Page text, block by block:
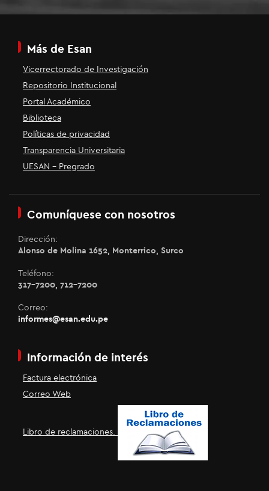
Más de Esan
Vicerrectorado de Investigación
Repositorio Institucional
Portal Académico
Biblioteca
Políticas de privacidad
Transparencia Universitaria
UESAN - Pregrado
Comuníquese con nosotros
Dirección:
Alonso de Molina 1652, Monterrico, Surco
Teléfono:
317-7200, 712-7200
Correo:
informes@esan.edu.pe
Información de interés
Factura electrónica
Correo Web
Libro de reclamaciones.